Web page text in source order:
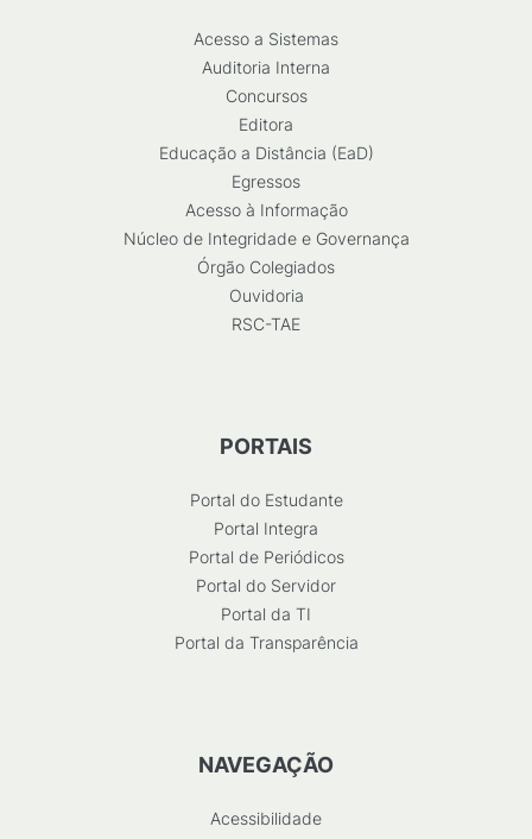
Acesso a Sistemas
Auditoria Interna
Concursos
Editora
Educação a Distância (EaD)
Egressos
Acesso à Informação
Núcleo de Integridade e Governança
Órgão Colegiados
Ouvidoria
RSC-TAE
PORTAIS
Portal do Estudante
Portal Integra
Portal de Periódicos
Portal do Servidor
Portal da TI
Portal da Transparência
NAVEGAÇÃO
Acessibilidade